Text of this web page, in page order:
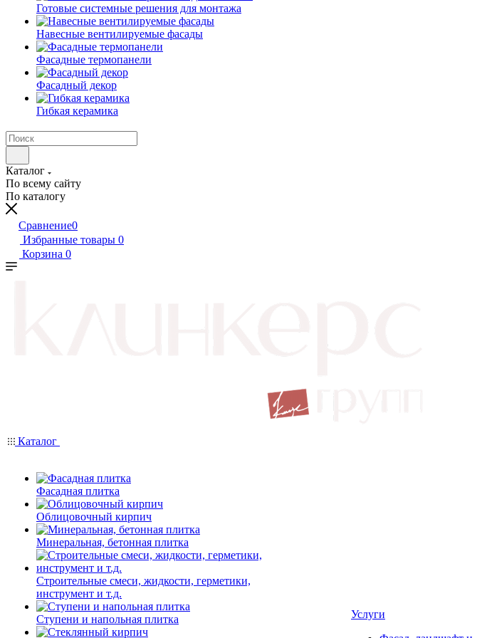
Готовые системные решения для монтажа
Навесные вентилируемые фасады
Фасадные термопанели
Фасадный декор
Гибкая керамика
Каталог
По всему сайту
По каталогу
Сравнение0
Избранные товары 0
Корзина 0
Каталог
Фасадная плитка
Облицовочный кирпич
Минеральная, бетонная плитка
Строительные смеси, жидкости, герметики,
инструмент и т.д.
Ступени и напольная плитка
Услуги